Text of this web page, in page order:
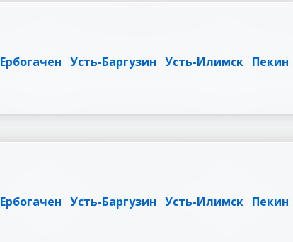
Ербогачен Усть-Баргузин Усть-Илимск Пекин
Ербогачен Усть-Баргузин Усть-Илимск Пекин